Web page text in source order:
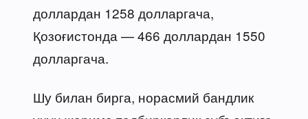
доллардан 1258 долларгача,
Қозоғистонда — 466 доллардан 1550
долларгача.
Шу билан бирга, норасмий бандлик